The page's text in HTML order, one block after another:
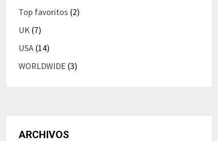
Top favoritos (2)
UK(7)
USA(14)
WORLDWIDE (3)
ARCHIVOS